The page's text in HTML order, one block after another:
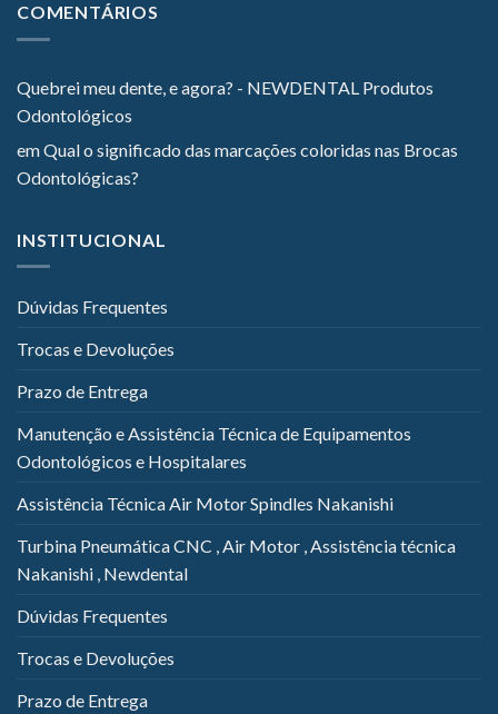
COMENTÁRIOS
Quebrei meu dente, e agora? - NEWDENTAL Produtos
Odontológicos
emQual o significado das marcações coloridas nas Brocas
Odontológicas?
INSTITUCIONAL
Dúvidas Frequentes
Trocas e Devoluções
Prazo de Entrega
Manutenção e Assistência Técnica de Equipamentos
Odontológicos e Hospitalares
Assistência Técnica Air Motor Spindles Nakanishi
Turbina Pneumática CNC , Air Motor , Assistência técnica
Nakanishi , Newdental
Dúvidas Frequentes
Trocas e Devoluções
Prazo de Entrega